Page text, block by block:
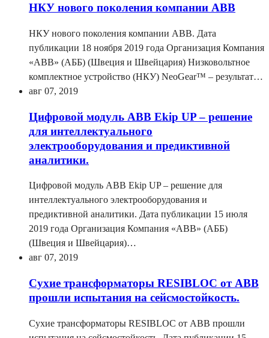
НКУ нового поколения компании АBB
НКУ нового поколения компании АBB. Дата
публикации 18 ноября 2019 года Организация Компания
«ABB» (АББ) (Швеция и Швейцария) Низковольтное
комплектное устройство (НКУ) NeoGear™ – результат…
авг 07, 2019
Цифровой модуль ABB Ekip UP – решение
для интеллектуального
электрооборудования и предиктивной
аналитики.
Цифровой модуль ABB Ekip UP – решение для
интеллектуального электрооборудования и
предиктивной аналитики. Дата публикации 15 июля
2019 года Организация Компания «ABB» (АББ)
(Швеция и Швейцария)…
авг 07, 2019
Сухие трансформаторы RESIBLOC от ABB
прошли испытания на сейсмостойкость.
Сухие трансформаторы RESIBLOC от ABB прошли